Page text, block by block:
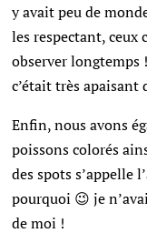
y avait peu de
les respectant, ceux
observer longtemps
c’était très
Enfin, nous avons
poissons colorés
des spots s’appelle
pourquoi 😉 je
de moi !